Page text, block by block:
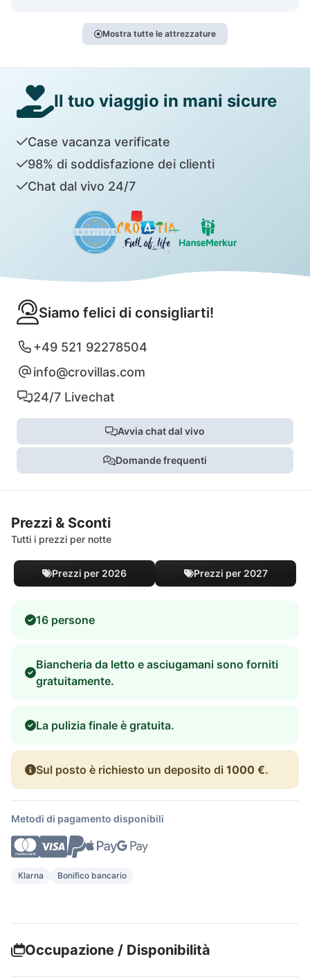
Mostra tutte le attrezzature
Il tuo viaggio in mani sicure
Case vacanza verificate
98% di soddisfazione dei clienti
Chat dal vivo 24/7
Siamo felici di consigliarti!
+49 521 92278504
info@crovillas.com
24/7 Livechat
Avvia chat dal vivo
Domande frequenti
Prezzi & Sconti
Tutti i prezzi per notte
Prezzi per 2026 Prezzi per 2027
16 persone
Biancheria da letto e asciugamani sono forniti
gratuitamente.
La pulizia finale è gratuita.
Sul posto è richiesto un deposito di 1000 €.
Metodi di pagamento disponibili
Klarna Bonifico bancario
Occupazione / Disponibilità